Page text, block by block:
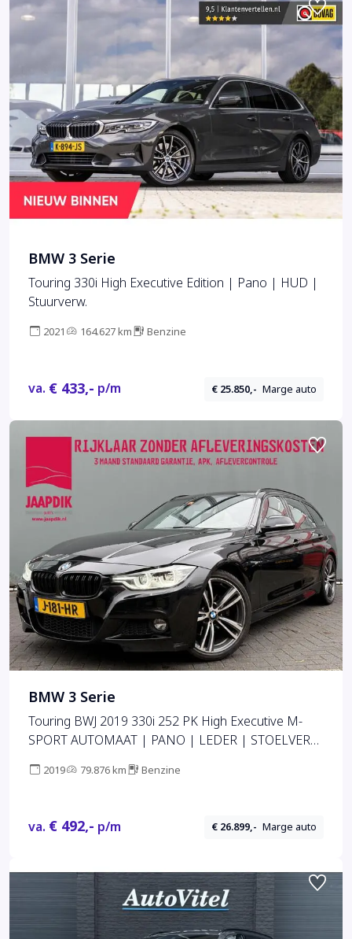
BMW 3 Serie
Touring 330i High Executive Edition | Pano | HUD |
Stuurverw.
2021 164.627 km Benzine
va. € 433,- p/m € 25.850,- Marge auto
BMW 3 Serie
Touring BWJ 2019 330i 252 PK High Executive M-
SPORT AUTOMAAT | PANO | LEDER | STOELVERW.
CAMERA | PDC |
2019 79.876 km Benzine
va. € 492,- p/m € 26.899,- Marge auto